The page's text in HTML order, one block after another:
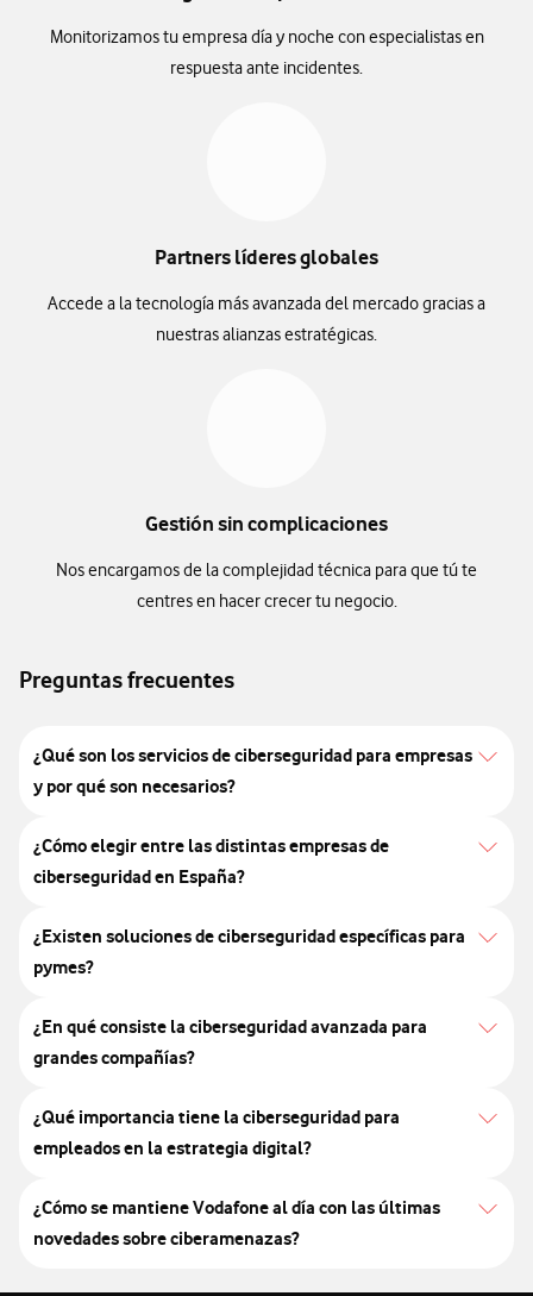
esfuerzos en la estrategia y la defensa proactiva.
Monitorizamos tu empresa día y noche con especialistas en
respuesta ante incidentes.
Partners líderes globales
Accede a la tecnología más avanzada del mercado gracias a
nuestras alianzas estratégicas.
Gestión sin complicaciones
Nos encargamos de la complejidad técnica para que tú te
centres en hacer crecer tu negocio.
Preguntas frecuentes
¿Qué son los servicios de ciberseguridad para empresas
y por qué son necesarios?
¿Cómo elegir entre las distintas empresas de
ciberseguridad en España?
¿Existen soluciones de ciberseguridad específicas para
pymes?
¿En qué consiste la ciberseguridad avanzada para
grandes compañías?
¿Qué importancia tiene la ciberseguridad para
empleados en la estrategia digital?
¿Cómo se mantiene Vodafone al día con las últimas
novedades sobre ciberamenazas?